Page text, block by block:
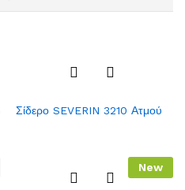
to
Σίδερο SEVERIN 3210 Ατμού
New